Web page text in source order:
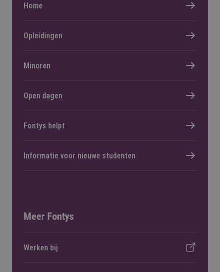
Home
Opleidingen
Minoren
Open dagen
Fontys helpt
Informatie voor nieuwe studenten
Meer Fontys
Werken bij